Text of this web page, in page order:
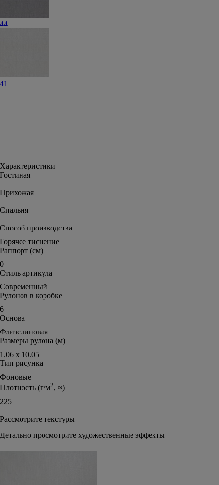
44
41
Характеристики
Гостиная
Прихожая
Спальня
Способ производства
Горячее тиснение
Раппорт (см)
0
Стиль артикула
Современный
Рулонов в коробке
6
Основа
Флизелиновая
Размеры рулона (м)
1.06 х 10.05
Тип рисунка
Фоновые
Плотность (г/м2, ≈)
225
Рассмотрите текстуры
Детально просмотрите художественные эффекты